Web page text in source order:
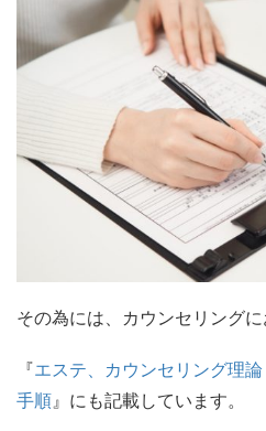
その為には、カウンセリングに
『エステ、カウンセリング理
手順 』にも記載しています。